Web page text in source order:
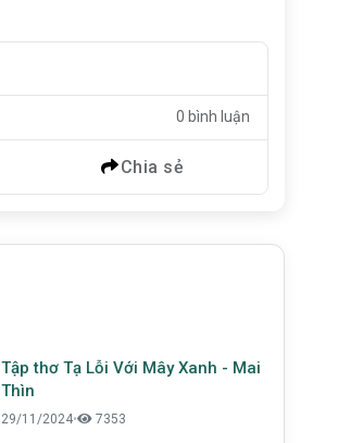
0 bình luận
Chia sẻ
Tập thơ Tạ Lỗi Với Mây Xanh - Mai
Thìn
29/11/2024• 7353